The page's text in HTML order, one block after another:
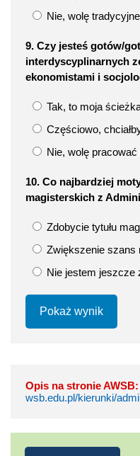
Nie, wolę
9. Czy jesteś gotów/
interdyscyplinarnych
ekonomistami i
Tak, to moja
Częściowo,
Nie, wolę
10. Co najbardziej
magisterskich z
Zdobycie tytułu
Zwiększenie szans
Nie jestem jeszcze
Pokaż wynik
Opis na stronie AWSB:
wsb.edu.pl/kierunki/